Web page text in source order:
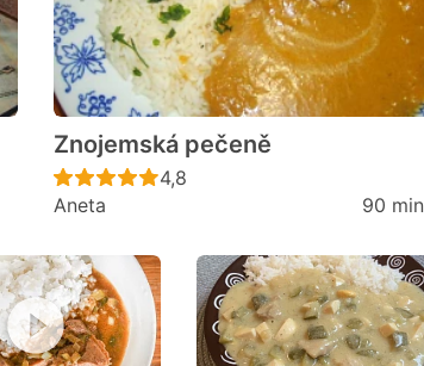
Znojemská pečeně
Recept ještě nebyl hodnocen
4,8
Aneta
90 min